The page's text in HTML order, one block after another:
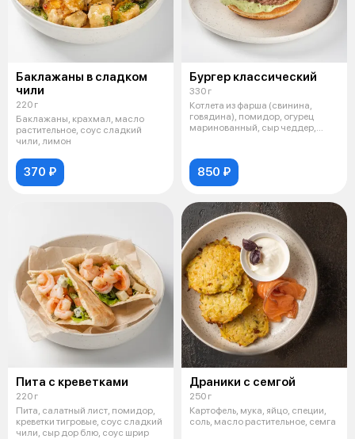
Баклажаны в сладком
чили
220 г
Баклажаны, крахмал, масло
растительное, соус сладкий
чили, лимон
370 ₽
Бургер классический
330 г
Котлета из фарша (свинина,
говядина), помидор, огурец
маринованный, сыр чеддер,
850 ₽
Пита с креветками
220 г
Пита, салатный лист, помидор,
креветки тигровые, соус сладкий
чили, сыр дор блю, соус шрир
Драники с семгой
250 г
Картофель, мука, яйцо, специи,
соль, масло растительное, семга